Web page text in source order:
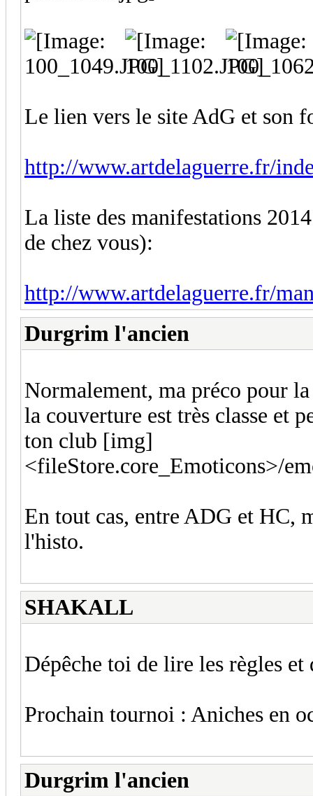
Le lien vers le site AdG et son
http://www.artdelaguerre.fr/
La liste des manifestations
de chez vous):
http://www.artdelaguerre.fr/
Durgrim l'ancien
Normalement, ma préco pour
la couverture est très classe et
ton club [img]
<fileStore.core_Emoticons>/
En tout cas, entre ADG et HC,
l'histo.
SHAKALL
Dépêche toi de lire les règles
Prochain tournoi : Aniches en
Durgrim l'ancien